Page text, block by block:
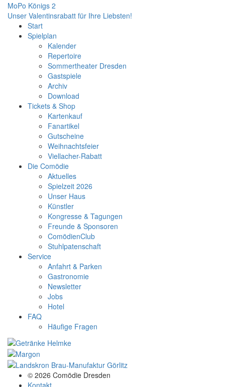
MoPo Königs 2
Unser Valentinsrabatt für Ihre Liebsten!
Start
Spielplan
Kalender
Repertoire
Sommertheater Dresden
Gastspiele
Archiv
Download
Tickets & Shop
Kartenkauf
Fanartikel
Gutscheine
Weihnachtsfeier
Viellacher-Rabatt
Die Comödie
Aktuelles
Spielzeit 2026
Unser Haus
Künstler
Kongresse & Tagungen
Freunde & Sponsoren
ComödienClub
Stuhlpatenschaft
Service
Anfahrt & Parken
Gastronomie
Newsletter
Jobs
Hotel
FAQ
Häufige Fragen
© 2026 Comödie Dresden